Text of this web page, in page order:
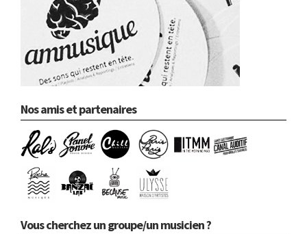
Nos amis et partenaires
Vous cherchez un groupe/un musicien ?